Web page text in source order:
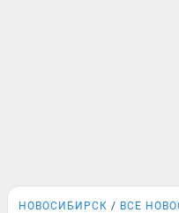
НОВОСИБИРСК ВСЕ